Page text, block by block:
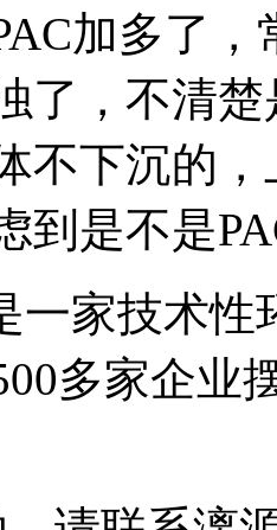
加多了
了，不清
不下沉的
到是不是
一家技术性
多家企业